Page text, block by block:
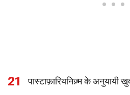
21 पास्टाफ़ारियनिज़्म के अनुयायी